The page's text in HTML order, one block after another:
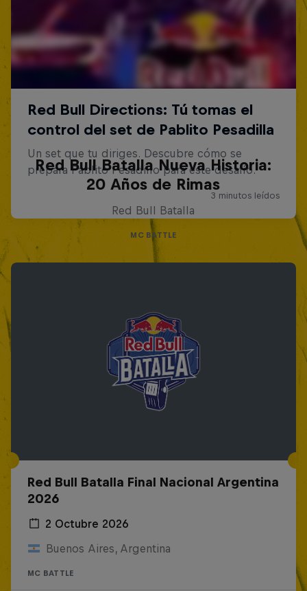
Red Bull Batalla Nueva Historia:
20 Años de Rimas
Red Bull Batalla
MC BATTLE
Red Bull Batalla Final Nacional Argentina
2026
2 Octubre 2026
Buenos Aires, Argentina
MC BATTLE